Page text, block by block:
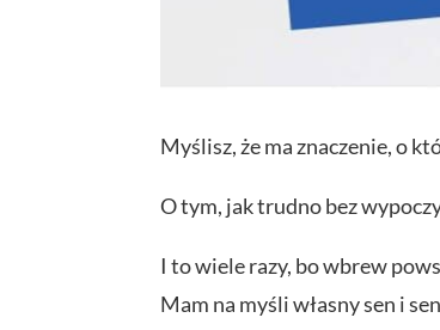
Myślisz, że ma znaczenie, o
O tym, jak trudno bez
I to wiele razy, bo wbrew
Mam na myśli własny sen i